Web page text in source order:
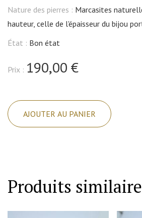
Nature des pierres : Marcasites
hauteur, celle de l'épaisseur du bijou
État : Bon état
Prix : 190,00 €
de
Broche
ajourée,
AJOUTER AU PANIER
Produits